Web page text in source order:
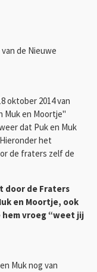
de Nieuwe
oktober 2014 van
Muk en Moortje"
dat Puk en Muk
het
de fraters zelf de
door de Fraters
en Moortje, ook
hem vroeg “weet jij
Muk nog van